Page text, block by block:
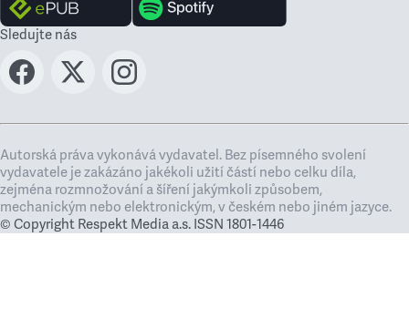
Sledujte nás
Autorská práva vykonává vydavatel. Bez písemného svolení
vydavatele je zakázáno jakékoli užití částí nebo celku díla,
zejména rozmnožování a šíření jakýmkoli způsobem,
mechanickým nebo elektronickým, v českém nebo jiném jazyce.
© Copyright Respekt Media a.s. ISSN 1801-1446